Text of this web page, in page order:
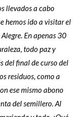
llevados a cabo
hemos ido a visitar el
En apenas 30
todo paz y
del final de curso del
residuos, como a
ese mismo abono
del semillero. Al